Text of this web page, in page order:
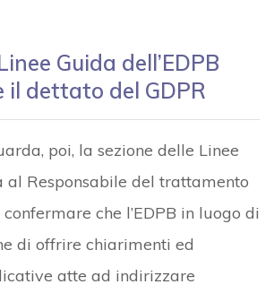
Guida dell’EDPB
il dettato del GDPR
poi, la sezione delle Linee
al Responsabile del trattamento
che l’EDPB in luogo di
di offrire chiarimenti ed
atte ad indirizzare